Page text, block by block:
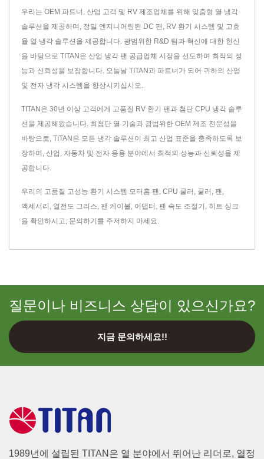
우리는 OEM 파트너, 산업 고객 및 RV 제조업체를 위해 맞춤형 열 냉각
솔루션을 제공하며, 정밀 엔지니어링된 DC 팬, RV 환기 시스템 및 고효
율 열 냉각 솔루션을 제공합니다. 광범위한 R&D 팀과 혁신에 대한 헌신
을 바탕으로 TITAN은 산업 냉각 팬 공급업체 시장을 선도하며 최적의 성
능과 신뢰성을 보장합니다. 오늘날 TITAN과 파트너가 되어 귀하의 산업
및 전자 냉각 시스템을 향상시키십시오.
TITAN은 30년 이상 고객에게 고품질 RV 환기 팬과 첨단 CPU 냉각 솔루
션을 제공해왔습니다. 최첨단 열 기술과 광범위한 OEM 제조 전문성을
바탕으로, TITAN은 모든 냉각 솔루션이 최고 산업 표준을 충족하도록 보
장하며, 산업, 자동차 및 전자 응용 분야에서 최적의 성능과 신뢰성을 제
공합니다.
우리의 고품질 고성능 환기 시스템 모터홈 팬 CPU 쿨러 쿨러 팬
액세서리
열전도 그리스 팬 케이블 어댑터 팬 속도 조절기 히트 싱크
을 확인하시고, 문의하기 를 주저하지 마세요.
질문이나 비즈니스 상담이 있으신가요?
지금 문의하세요!!
1989년에 설립된 TITAN은 열 분야에서 뛰어난 리더로, 열정